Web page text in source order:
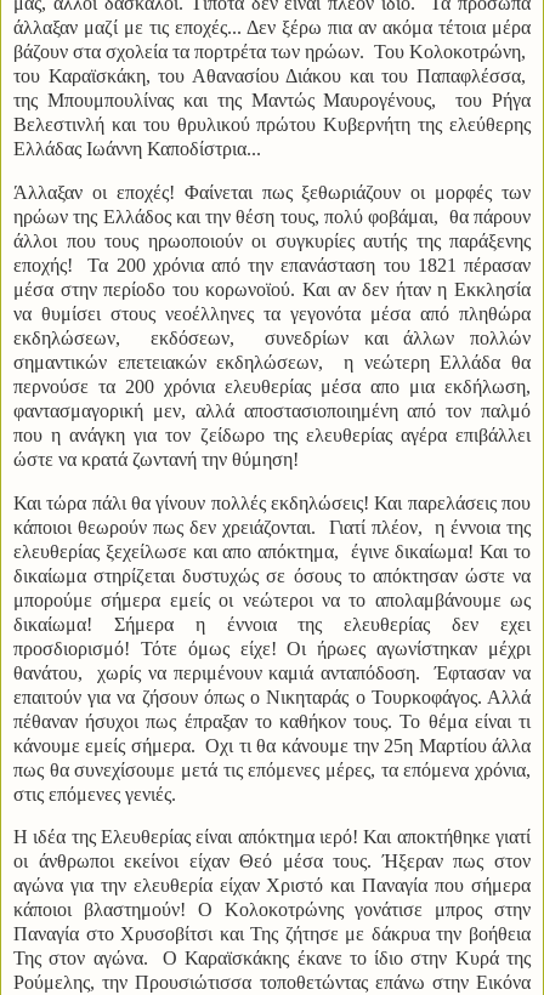
άλλαξαν μαζί με τις εποχές... Δεν ξέρω πια αν ακόμα τέτοια μέρα
βάζουν στα σχολεία τα πορτρέτα των ηρώων. Του Κολοκοτρώνη,
του Καραϊσκάκη, του Αθανασίου Διάκου και του Παπαφλέσσα,
της Μπουμπουλίνας και της Μαντώς Μαυρογένους, του Ρήγα
Βελεστινλή και του θρυλικού πρώτου Κυβερνήτη της ελεύθερης
Ελλάδας Ιωάννη Καποδίστρια...
Άλλαξαν οι εποχές! Φαίνεται πως ξεθωριάζουν οι μορφές των
ηρώων της Ελλάδος και την θέση τους, πολύ φοβάμαι, θα πάρουν
άλλοι που τους ηρωοποιούν οι συγκυρίες αυτής της παράξενης
εποχής! Τα 200 χρόνια από την επανάσταση του 1821 πέρασαν
μέσα στην περίοδο του κορωνοϊού. Και αν δεν ήταν η Εκκλησία
να θυμίσει στους νεοέλληνες τα γεγονότα μέσα από πληθώρα
εκδηλώσεων, εκδόσεων, συνεδρίων και άλλων πολλών
σημαντικών επετειακών εκδηλώσεων, η νεώτερη Ελλάδα θα
περνούσε τα 200 χρόνια ελευθερίας μέσα απο μια εκδήλωση,
φαντασμαγορική μεν, αλλά αποστασιοποιημένη από τον παλμό
που η ανάγκη για τον ζείδωρο της ελευθερίας αγέρα επιβάλλει
ώστε να κρατά ζωντανή την θύμηση!
Και τώρα πάλι θα γίνουν πολλές εκδηλώσεις! Και παρελάσεις που
κάποιοι θεωρούν πως δεν χρειάζονται. Γιατί πλέον, η έννοια της
ελευθερίας ξεχείλωσε και απο απόκτημα, έγινε δικαίωμα! Και το
δικαίωμα στηρίζεται δυστυχώς σε όσους το απόκτησαν ώστε να
μπορούμε σήμερα εμείς οι νεώτεροι να το απολαμβάνουμε ως
δικαίωμα! Σήμερα η έννοια της ελευθερίας δεν εχει
προσδιορισμό! Τότε όμως είχε! Οι ήρωες αγωνίστηκαν μέχρι
θανάτου, χωρίς να περιμένουν καμιά ανταπόδοση. Έφτασαν να
επαιτούν για να ζήσουν όπως ο Νικηταράς ο Τουρκοφάγος. Αλλά
πέθαναν ήσυχοι πως έπραξαν το καθήκον τους. Το θέμα είναι τι
κάνουμε εμείς σήμερα. Οχι τι θα κάνουμε την 25η Μαρτίου άλλα
πως θα συνεχίσουμε μετά τις επόμενες μέρες, τα επόμενα χρόνια,
στις επόμενες γενιές.
Η ιδέα της Ελευθερίας είναι απόκτημα ιερό! Και αποκτήθηκε γιατί
οι άνθρωποι εκείνοι είχαν Θεό μέσα τους. Ήξεραν πως στον
αγώνα για την ελευθερία είχαν Χριστό και Παναγία που σήμερα
κάποιοι βλαστημούν! Ο Κολοκοτρώνης γονάτισε μπρος στην
Παναγία στο Χρυσοβίτσι και Της ζήτησε με δάκρυα την βοήθεια
Της στον αγώνα. Ο Καραϊσκάκης έκανε το ίδιο στην Κυρά της
Ρούμελης, την Προυσιώτισσα τοποθετώντας επάνω στην Εικόνα